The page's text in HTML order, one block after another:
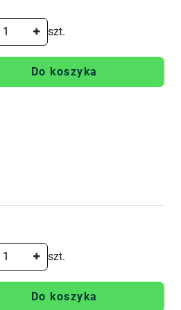
szt.
Do koszyka
szt.
Do koszyka